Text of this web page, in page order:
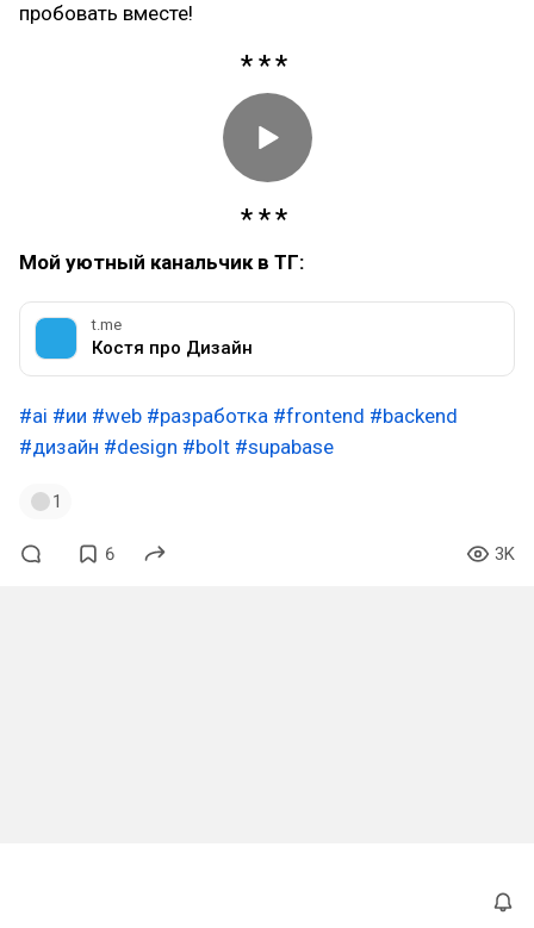
пробовать вместе!
Мой уютный канальчик в ТГ:
t.me
Костя про Дизайн
#ai #ии #web #разработка #frontend #backend
#дизайн #design #bolt #supabase
1
6 3K